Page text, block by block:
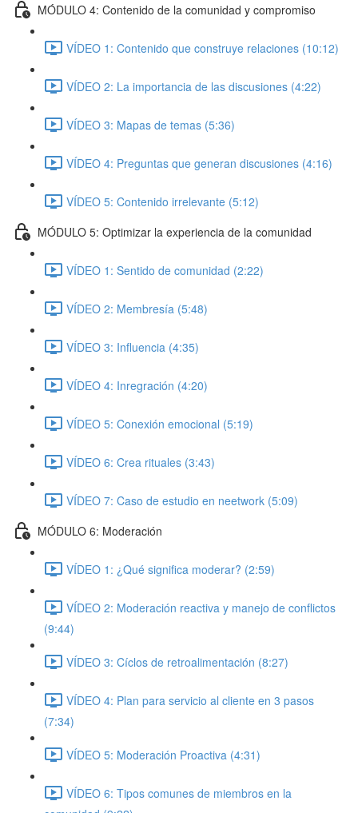
MÓDULO 4: Contenido de la comunidad y compromiso
VÍDEO 1: Contenido que construye relaciones (10:12)
VÍDEO 2: La importancia de las discusiones (4:22)
VÍDEO 3: Mapas de temas (5:36)
VÍDEO 4: Preguntas que generan discusiones (4:16)
VÍDEO 5: Contenido irrelevante (5:12)
MÓDULO 5: Optimizar la experiencia de la comunidad
VÍDEO 1: Sentido de comunidad (2:22)
VÍDEO 2: Membresía (5:48)
VÍDEO 3: Influencia (4:35)
VÍDEO 4: Inregración (4:20)
VÍDEO 5: Conexión emocional (5:19)
VÍDEO 6: Crea rituales (3:43)
VÍDEO 7: Caso de estudio en neetwork (5:09)
MÓDULO 6: Moderación
VÍDEO 1: ¿Qué significa moderar? (2:59)
VÍDEO 2: Moderación reactiva y manejo de conflictos
(9:44)
VÍDEO 3: Cíclos de retroalimentación (8:27)
VÍDEO 4: Plan para servicio al cliente en 3 pasos
(7:34)
VÍDEO 5: Moderación Proactiva (4:31)
VÍDEO 6: Tipos comunes de miembros en la